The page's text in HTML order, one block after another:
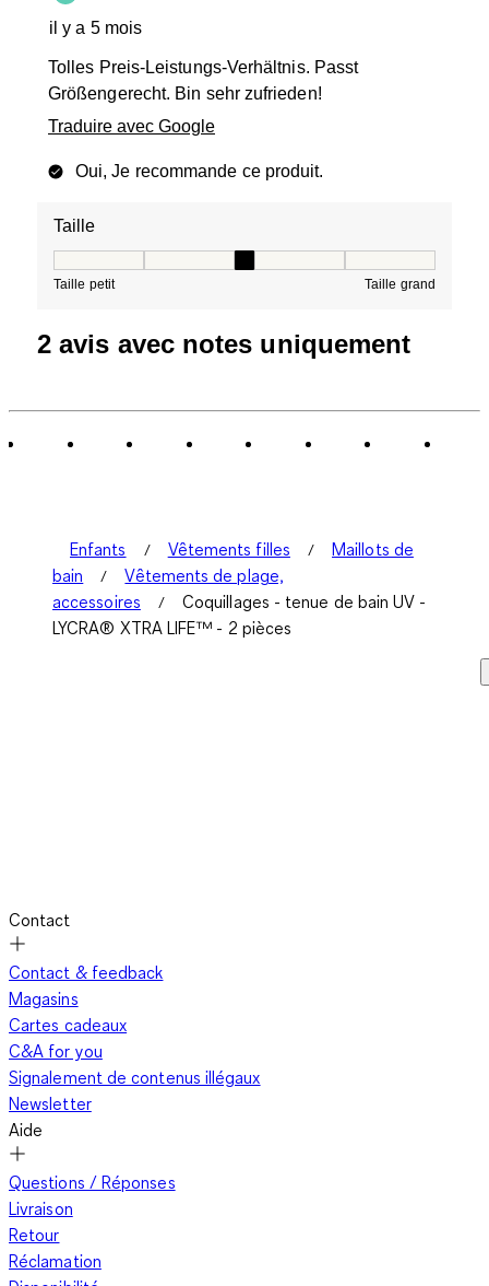
il y a 5 mois
Tolles Preis-Leistungs-Verhältnis. Passt
Größengerecht. Bin sehr zufrieden!
Traduire avec Google
Oui, Je recommande ce produit.
Taille
Taille petit Taille grand
2 avis avec notes uniquement
Enfants Vêtements filles
Maillots de
bain
Vêtements de plage,
accessoires
Coquillages - tenue de bain UV -
LYCRA® XTRA LIFE™ - 2 pièces
Contact
Contact & feedback
Magasins
Cartes cadeaux
C&A for you
Signalement de contenus illégaux
Newsletter
Aide
Questions / Réponses
Livraison
Retour
Réclamation